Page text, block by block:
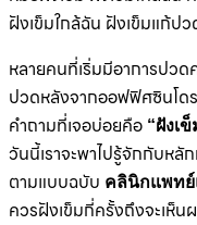
หลายคนที่เริ่มมีอาการปวด
ปวดหลังจากออฟฟิศซินโด
คำถามที่เจอบ่อยคือ “ฝังเ
วันนี้เราจะพาไปรู้จักกับหลั
ตามแบบฉบับ คลินิกแพท
ควรฝังเข็มกี่ครั้งถึงจะเห็น